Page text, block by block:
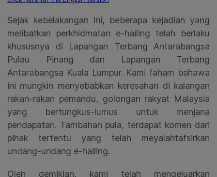
Sejak kebelakangan ini, beberapa kejadian yang
melibatkan perkhidmatan e-hailing telah berlaku
khususnya di Lapangan Terbang Antarabangsa
Pulau Pinang dan Lapangan Terbang
Antarabangsa Kuala Lumpur. Kami faham bahawa
ini mungkin menyebabkan keresahan di kalangan
rakan-rakan pemandu, golongan rakyat Malaysia
yang bertungkus-lumus untuk menjana
pendapatan. Tambahan pula, terdapat komen dari
pihak tertentu yang telah meyalahtafsirkan
undang-undang e-hailing.
Oleh demikian, kami telah mengeluarkan